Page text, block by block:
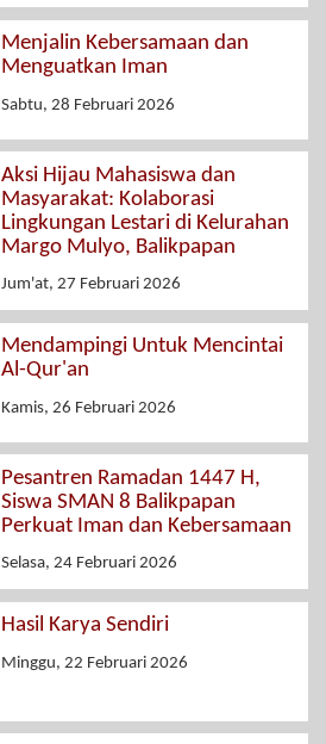
Menjalin Kebersamaan dan
Menguatkan Iman
Sabtu, 28 Februari 2026
Aksi Hijau Mahasiswa dan
Masyarakat: Kolaborasi
Lingkungan Lestari di Kelurahan
Margo Mulyo, Balikpapan
Jum'at, 27 Februari 2026
Mendampingi Untuk Mencintai
Al-Qur'an
Kamis, 26 Februari 2026
Pesantren Ramadan 1447 H,
Siswa SMAN 8 Balikpapan
Perkuat Iman dan Kebersamaan
Selasa, 24 Februari 2026
Hasil Karya Sendiri
Minggu, 22 Februari 2026